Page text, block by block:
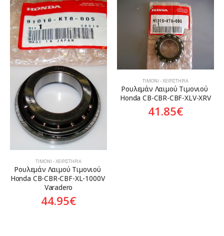
ΤΙΜΌΝΙ - ΧΕΙΡΙΣΤΉΡΙΑ
Ρουλεμάν Λαιμού Τιμονιού
Honda CB-CBR-CBF-XL-1000V
Varadero
44.95€
ΤΙΜΌΝΙ - ΧΕΙΡΙΣΤΉΡΙΑ
Ρουλεμάν Λαιμού Τιμονιού
Honda CB-CBR-CBF-XLV-XRV
41.85€